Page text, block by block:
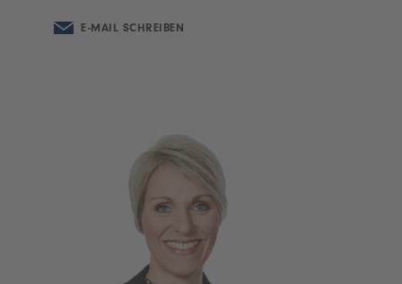
E-MAIL SCHREIBEN